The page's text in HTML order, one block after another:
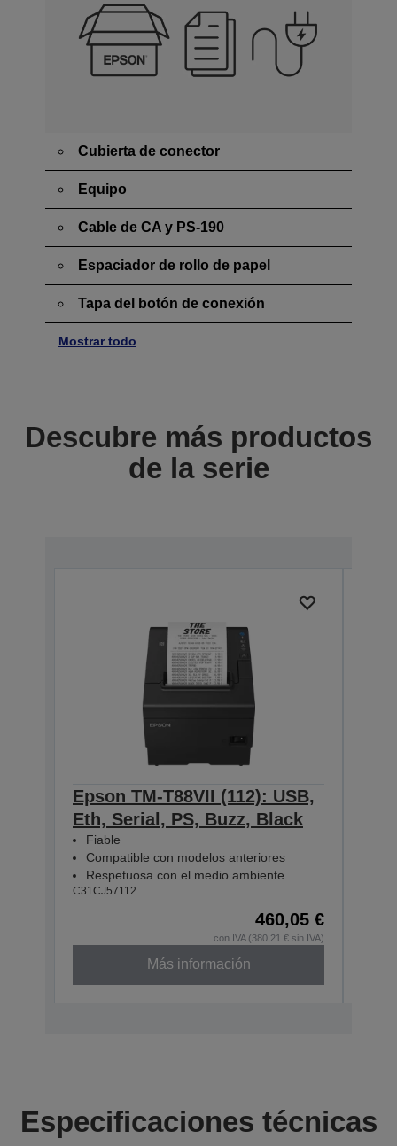
Cubierta de conector
Equipo
Cable de CA y PS-190
Espaciador de rollo de papel
Tapa del botón de conexión
Mostrar todo
Descubre más productos
de la serie
Epson TM-T88VII (112): USB,
Eth, Serial, PS, Buzz, Black
Fiable
Compatible con modelos anteriores
Respetuosa con el medio ambiente
C31CJ57112
460,05 €
con IVA (380,21 € sin IVA)
Más información
Especificaciones técnicas